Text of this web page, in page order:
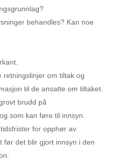
behandles? Kan noe
retningslinjer om tiltak og
til de ansatte om tiltaket.
brudd på
som kan føre til innsyn.
for opphør av
før det blir gjort innsyn i den